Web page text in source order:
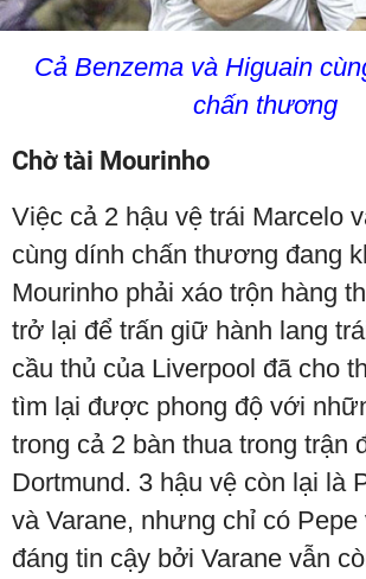
Cả Benzema và Higuain
chấn thương
Chờ tài Mourinho
Việc cả 2 hậu vệ trái Marcelo
cùng dính chấn thương đang
Mourinho phải xáo trộn hàng
trở lại để trấn giữ hành lang
cầu thủ của Liverpool đã cho
tìm lại được phong độ với
trong cả 2 bàn thua trong trận
Dortmund. 3 hậu vệ còn lại là
và Varane, nhưng chỉ có
đáng tin cậy bởi Varane vẫn